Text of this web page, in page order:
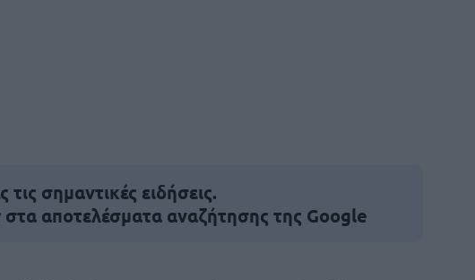
σημαντικές ειδήσεις.
αποτελέσματα αναζήτησης της Google